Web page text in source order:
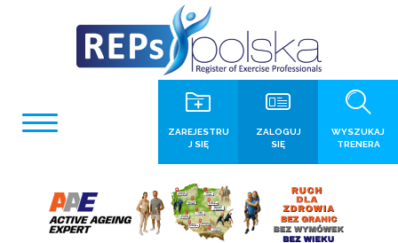
WYSZUKAJ
TRENERA
ZALOGUJ
SIĘ
ZAREJESTRU
J SIĘ